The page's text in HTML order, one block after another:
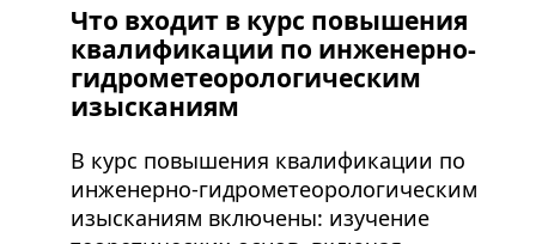
Что входит в курс повышения
квалификации по инженерно-
гидрометеорологическим
изысканиям
В курс повышения квалификации по
инженерно-гидрометеорологическим
изысканиям включены: изучение